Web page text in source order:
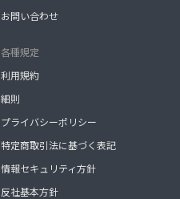
お問い合わせ
各種規定
利用規約
細則
プライバシーポリシー
特定商取引法に基づく表記
情報セキュリティ方針
反社基本方針